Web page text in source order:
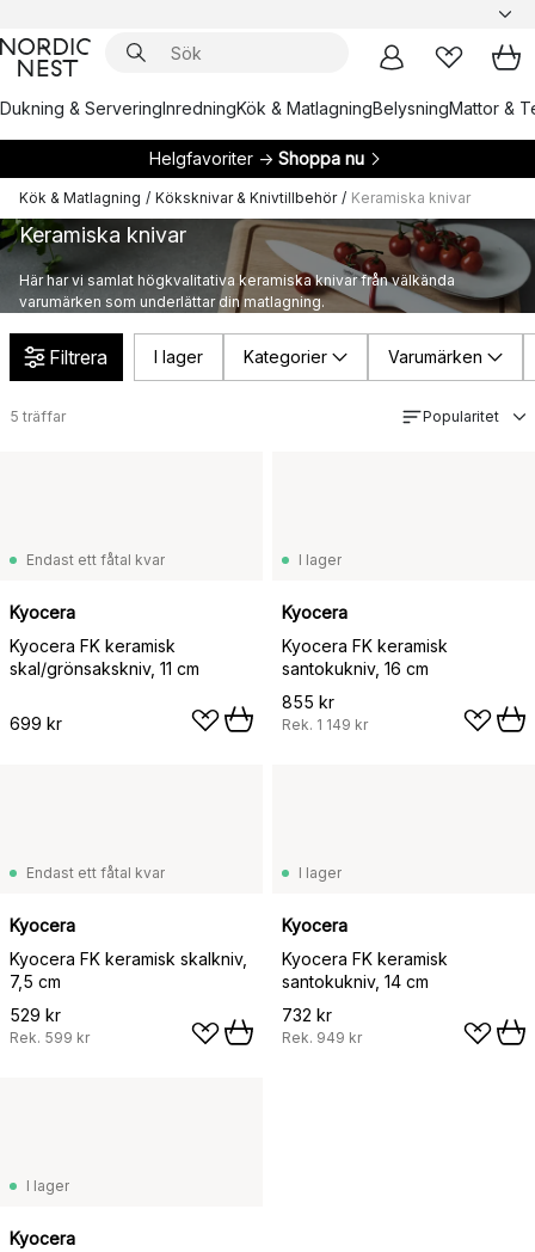
Dukning & ServeringInredningKök & MatlagningBelysningMattor &
Helgfavoriter → Shoppa nu
Kök & Matlagning / Köksknivar & Knivtillbehör / Keramiska knivar
Keramiska knivar
Här har vi samlat högkvalitativa keramiska knivar från välkända
varumärken som underlättar din matlagning.
Filtrera I lager Kategorier Varumärken
5 träffar Popularitet
Endast ett fåtal kvar
Kyocera
Kyocera FK keramisk
skal/grönsakskniv, 11 cm
699 kr
I lager
Kyocera
Kyocera FK keramisk
santokukniv, 16 cm
855 kr
Rek. 1 149 kr
Endast ett fåtal kvar
Kyocera
Kyocera FK keramisk skalkniv,
7,5 cm
529 kr
Rek. 599 kr
I lager
Kyocera
Kyocera FK keramisk
santokukniv, 14 cm
732 kr
Rek. 949 kr
I lager
Kyocera